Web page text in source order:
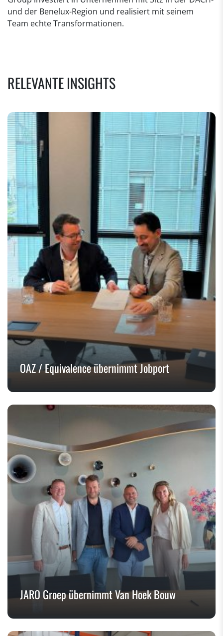
und der Benelux-Region und realisiert mit seinem
Team echte Transformationen.
RELEVANTE INSIGHTS
OAZ / Equivalence übernimmt Jobport
JARO Groep übernimmt Van Hoek Bouw